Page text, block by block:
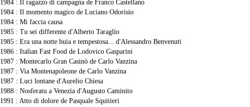
1984 : Il ragazzo di campagna de Franco Castellano
1984 : Il momento magico de Luciano Odorisio
1984 : Mi faccia causa
1985 : Tu sei differente d'Alberto Taraglio
1985 : Era una notte buia e tempestosa... d'Alessandro Benvenuti
1986 : Italian Fast Food de Lodovico Gasparini
1987 : Montecarlo Gran Casinò de Carlo Vanzina
1987 : Via Montenapoleone de Carlo Vanzina
1987 : Luci lontane d'Aurelio Chiesa
1988 : Nosferatu a Venezia d'Augusto Caminito
1991 : Atto di dolore de Pasquale Squitieri